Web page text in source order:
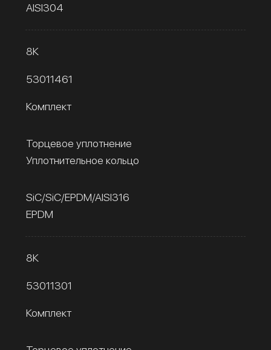
AISI304
8К
53011461
Комплект
Торцевое уплотнение
Уплотнительное кольцо
SiC/SiC/EPDM/AISI316
EPDM
8К
53011301
Комплект